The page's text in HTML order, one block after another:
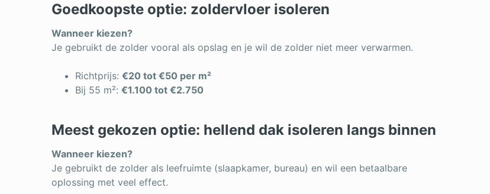
Goedkoopste optie: zoldervloer isoleren
Wanneer kiezen?
Je gebruikt de zolder vooral als opslag en je wil de zolder niet meer verwarmen.
Richtprijs: €20 tot €50 per m²
Bij 55 m²: €1.100 tot €2.750
Meest gekozen optie: hellend dak isoleren langs binnen
Wanneer kiezen?
Je gebruikt de zolder als leefruimte (slaapkamer, bureau) en wil een betaalbare
oplossing met veel effect.